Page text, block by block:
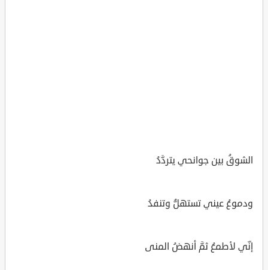
الشوقُ بين جوانحي يتردَّدُ
ودموعُ عيني تستهلُّ وتنفدُ
إنّي لأطمعُ ثمَّ أنهضُ المنى